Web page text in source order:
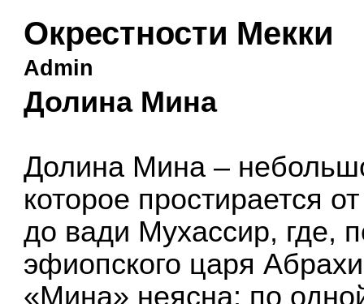
Окрестности Мекки
Admin
Долина Мина
Долина Мина –
которое простирается
до вади Мухассир, где,
эфиопского царя
«Мина» неясна: по